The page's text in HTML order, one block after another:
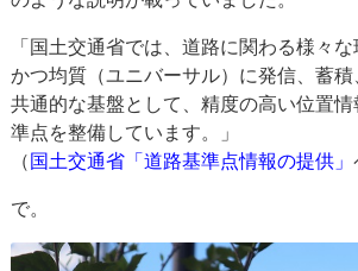
「国土交通省では、道路に関わる様々
かつ均質（ユニバーサル）に発信、蓄
共通的な基盤として、精度の高い位置
準点を整備しています。」
（ 国土交通省「道路基準点情報の提供」
で。